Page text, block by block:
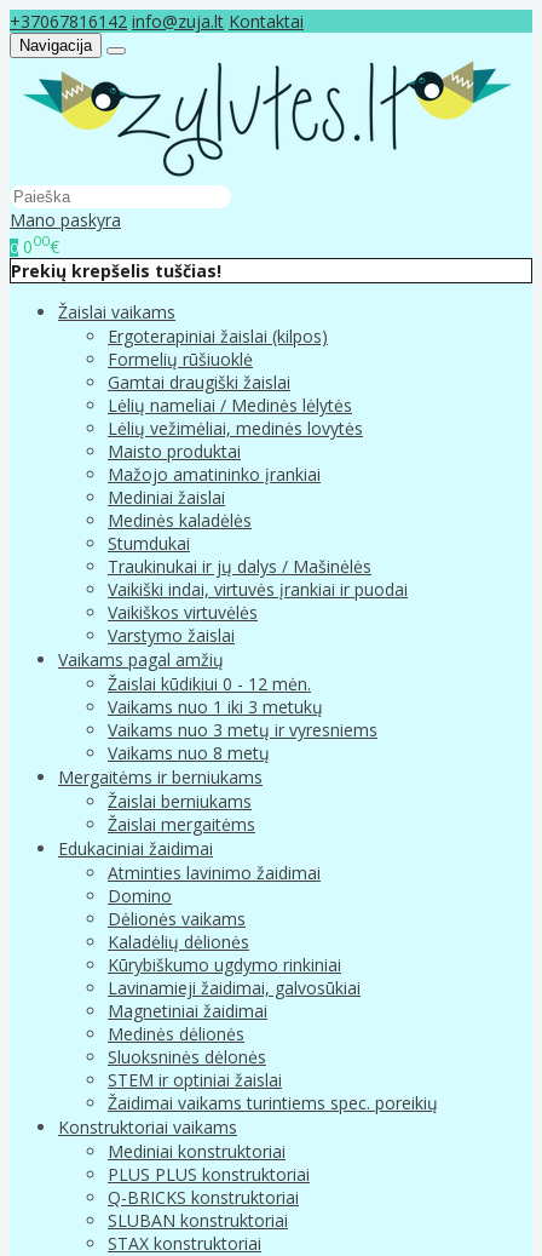
+37067816142 info@zuja.lt Kontaktai
Navigacija
Mano paskyra
0 000€
Prekių krepšelis tuščias!
Žaislai vaikams
Ergoterapiniai žaislai (kilpos)
Formelių rūšiuoklė
Gamtai draugiški žaislai
Lėlių nameliai / Medinės lėlytės
Lėlių vežimėliai, medinės lovytės
Maisto produktai
Mažojo amatininko įrankiai
Mediniai žaislai
Medinės kaladėlės
Stumdukai
Traukinukai ir jų dalys / Mašinėlės
Vaikiški indai, virtuvės įrankiai ir puodai
Vaikiškos virtuvėlės
Varstymo žaislai
Vaikams pagal amžių
Žaislai kūdikiui 0 - 12 mėn.
Vaikams nuo 1 iki 3 metukų
Vaikams nuo 3 metų ir vyresniems
Vaikams nuo 8 metų
Mergaitėms ir berniukams
Žaislai berniukams
Žaislai mergaitėms
Edukaciniai žaidimai
Atminties lavinimo žaidimai
Domino
Dėlionės vaikams
Kaladėlių dėlionės
Kūrybiškumo ugdymo rinkiniai
Lavinamieji žaidimai, galvosūkiai
Magnetiniai žaidimai
Medinės dėlionės
Sluoksninės dėlonės
STEM ir optiniai žaislai
Žaidimai vaikams turintiems spec. poreikių
Konstruktoriai vaikams
Mediniai konstruktoriai
PLUS PLUS konstruktoriai
Q-BRICKS konstruktoriai
SLUBAN konstruktoriai
STAX konstruktoriai